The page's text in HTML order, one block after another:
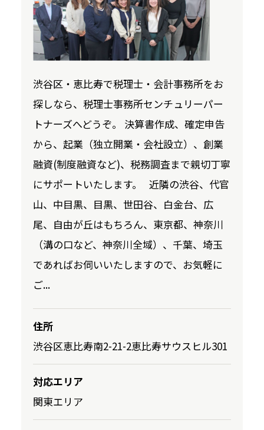
渋谷区・恵比寿で税理士・会計事務所をお
探しなら、税理士事務所センチュリーパー
トナーズへどうぞ。 決算書作成、確定申告
から、起業（独立開業・会社設立）、創業
融資(制度融資など)、税務調査まで親切丁寧
にサポートいたします。 近隣の渋谷、代官
山、中目黒、目黒、世田谷、白金台、広
尾、自由が丘はもちろん、東京都、神奈川
（溝の口など、神奈川全域）、千葉、埼玉
であればお伺いいたしますので、お気軽に
ご...
住所
渋谷区恵比寿南2-21-2恵比寿サウスヒル301
対応エリア
関東エリア